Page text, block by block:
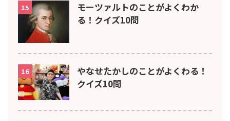
15
モーツァルトのことがよくわか
る！クイズ10問
16
やなせたかしのことがよくわる！
クイズ10問